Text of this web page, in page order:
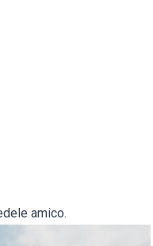
amico.